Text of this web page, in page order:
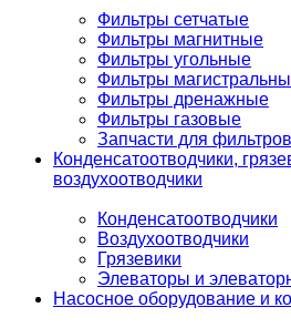
Фильтры сетчатые
Фильтры магнитные
Фильтры угольные
Фильтры
Фильтры дренажные
Фильтры газовые
Запчасти для фильтров
Конденсатоотводчики,
воздухоотводчики
Конденсатоотводчики
Воздухоотводчики
Грязевики
Элеваторы и
Насосное оборудование и